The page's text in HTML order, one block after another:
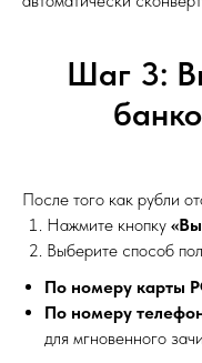
Шаг 3:
После того как рубли
Нажмите кнопку
Выберите способ
По номеру карты
По номеру
для мгновенного